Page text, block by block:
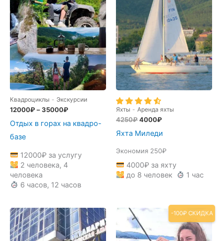
Квадроциклы - Экскурсии
12000₽–35000₽
Отдых в горах на квадро-
базе
12000₽за услугу
2 человека, 4
человека
6 часов, 12 часов
Яхты - Аренда яхты
4250₽Первоначальная
составляла
4000₽Текущая
4000₽.
Яхта Миледи
Экономия 250₽
4000₽за яхту
до 8 человек
1 час
-100₽ СКИДКА